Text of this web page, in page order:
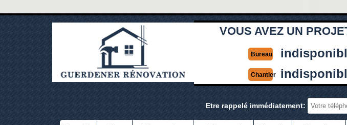
VOUS AVEZ UN
Bureau
Chantier
Etre rappelé immédiatement: